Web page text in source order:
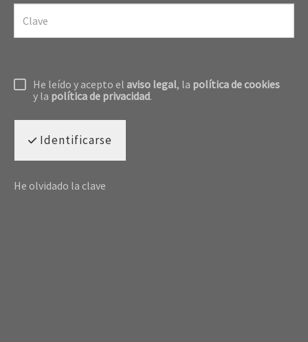
He leído y acepto el aviso legal, la política de cookies
y la política de privacidad.
Identificarse
He olvidado la clave